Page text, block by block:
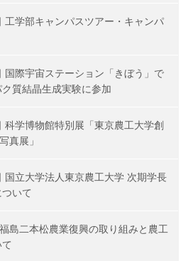
工学部キャンパスツアー・キャンパ
国際宇宙ステーション「きぼう」で
質結晶生成実験に参加
科学博物館特別展「東京農工大学創
真展」
国立大学法人東京農工大学 次期学長
いて
島二本松農業復興の取り組みと農工